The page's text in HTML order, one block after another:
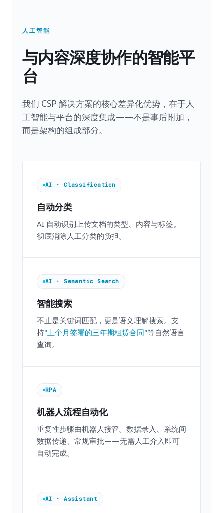
人工智能
与内容深度协作的智能平
台
我们 CSP 解决方案的核心差异化优势，在于人
工智能与平台的深度集成——不是事后附加，
而是架构的组成部分。
AI · Classification
自动分类
AI 自动识别上传文档的类型、内容与标签。
彻底消除人工分类的负担。
AI · Semantic Search
智能搜索
不止是关键词匹配，更是语义理解搜索。支
持"上个月签署的三年期租赁合同"等自然语言
查询。
RPA
机器人流程自动化
重复性步骤由机器人接管。数据录入、系统间
数据传递、常规审批——无需人工介入即可
自动完成。
AI · Assistant